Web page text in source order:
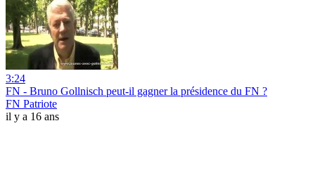
3:24
FN - Bruno Gollnisch peut-il gagner la présidence du FN ?
FN Patriote
il y a 16 ans